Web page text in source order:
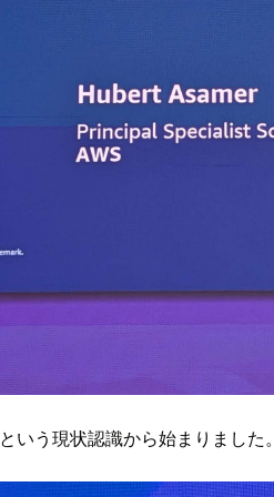
う現状認識から始まりました。